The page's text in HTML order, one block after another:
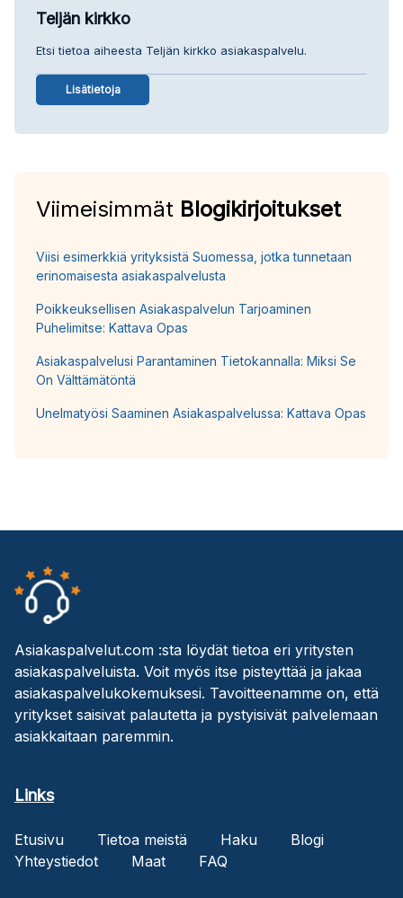
Teljän kirkko
Etsi tietoa aiheesta Teljän kirkko asiakaspalvelu.
Lisätietoja
Viimeisimmät Blogikirjoitukset
Viisi esimerkkiä yrityksistä Suomessa, jotka tunnetaan
erinomaisesta asiakaspalvelusta
Poikkeuksellisen Asiakaspalvelun Tarjoaminen
Puhelimitse: Kattava Opas
Asiakaspalvelusi Parantaminen Tietokannalla: Miksi Se
On Välttämätöntä
Unelmatyösi Saaminen Asiakaspalvelussa: Kattava Opas
Asiakaspalvelut.com :sta löydät tietoa eri yritysten
asiakaspalveluista. Voit myös itse pisteyttää ja jakaa
asiakaspalvelukokemuksesi. Tavoitteenamme on, että
yritykset saisivat palautetta ja pystyisivät palvelemaan
asiakkaitaan paremmin.
Links
Etusivu Tietoa meistä Haku
Blogi
Yhteystiedot
Maat FAQ